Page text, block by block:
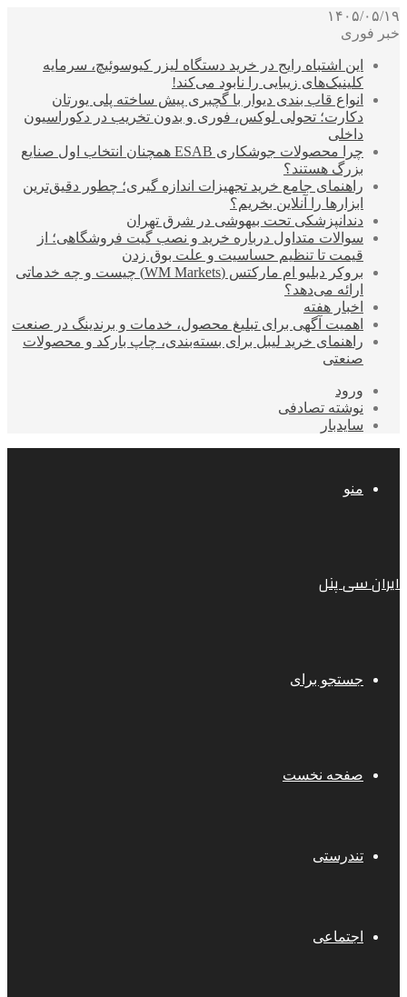
۱۴۰۵/۰۵/۱۹
خبر فوری
این اشتباه رایج در خرید دستگاه لیزر کیوسوئیچ، سرمایه
کلینیک‌های زیبایی را نابود می‌کند!
انواع قاب بندی دیوار با گچبری پیش ساخته پلی یورتان
دکارت؛ تحولی لوکس، فوری و بدون تخریب در دکوراسیون
داخلی
چرا محصولات جوشکاری ESAB همچنان انتخاب اول صنایع
بزرگ هستند؟
راهنمای جامع خرید تجهیزات اندازه گیری؛ چطور دقیق‌ترین
ابزارها را آنلاین بخریم؟
دندانپزشکی تحت بیهوشی در شرق تهران
سوالات متداول درباره خرید و نصب گیت فروشگاهی؛ از
قیمت تا تنظیم حساسیت و علت بوق زدن
بروکر دبلیو ام مارکتس (WM Markets) چیست و چه خدماتی
ارائه می‌دهد؟
اخبار هفته
اهمیت آگهی برای تبلیغ محصول، خدمات و برندینگ در صنعت
راهنمای خرید لیبل برای بسته‌بندی، چاپ بارکد و محصولات
صنعتی
ورود
نوشته تصادفی
سایدبار
منو
ایران سی پنل
جستجو برای
صفحه نخست
تندرستی
اجتماعی